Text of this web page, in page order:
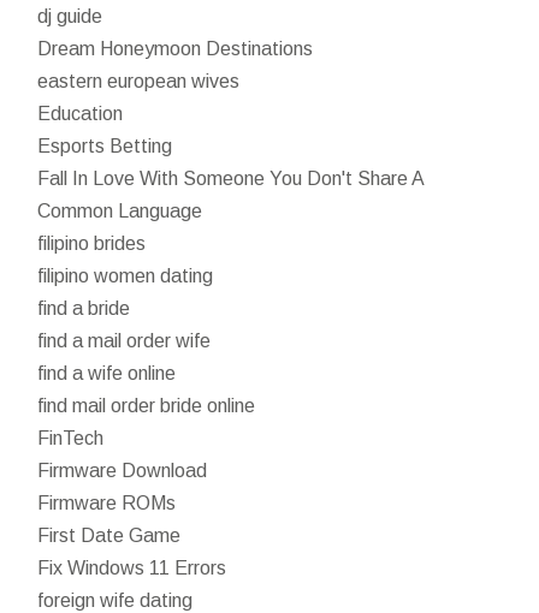
dj guide
Dream Honeymoon Destinations
eastern european wives
Education
Esports Betting
Fall In Love With Someone You Don't Share A
Common Language
filipino brides
filipino women dating
find a bride
find a mail order wife
find a wife online
find mail order bride online
FinTech
Firmware Download
Firmware ROMs
First Date Game
Fix Windows 11 Errors
foreign wife dating